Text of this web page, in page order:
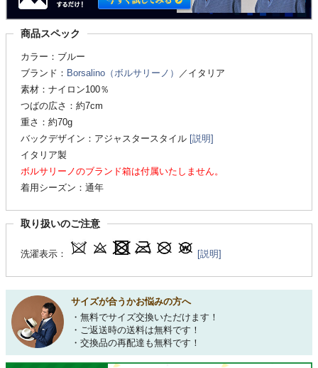
商品スペック
カラー：ブルー
ブランド： Borsalino（ボルサリーノ）
／イタリア
素材：ナイロン100％
つばの広さ：約7cm
重さ：約70g
バックデザイン：アジャスタースタイル [説明]
イタリア製
ボルサリーノのブランド箱は付属いたしません。
着用シーズン：通年
取り扱いのご注意
洗濯表示： [説明]
サイズが合うかお悩みの方へ
・無料でサイズ交換いただけます！
・ご返送時の送料は無料です！
・交換品の再配達も無料です！